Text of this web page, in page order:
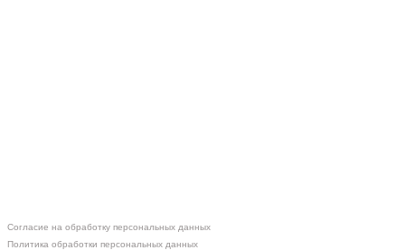
Согласие на обработку персональных данных
Политика обработки персональных данных